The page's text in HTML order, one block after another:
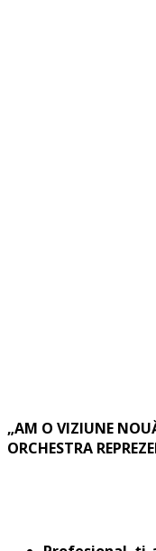
„AM O VIZIUNE
ORCHESTRA